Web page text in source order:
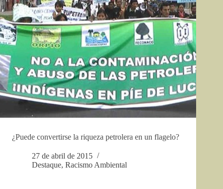
¿Puede convertirse la riqueza petrolera en un flagelo?
27 de abril de 2015
Destaque, Racismo Ambiental